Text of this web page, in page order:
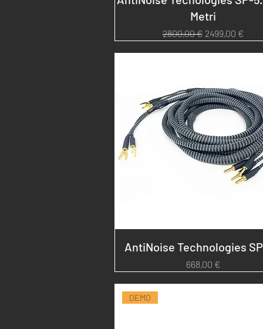
Metri
Prezzo regolare
2800,00 € Prezzo
2499,00 €
AntiNoise Technologies
Prezzo
668,00 €
DEMO